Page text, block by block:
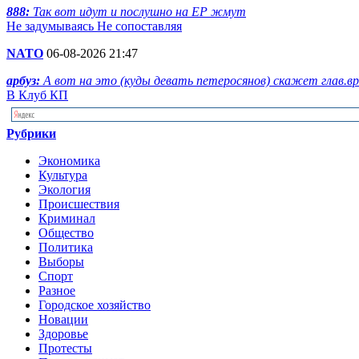
888: Так вот идут и послушно на ЕР жмут
Не задумываясь Не сопоставляя
NATO 06-08-2026 21:47
арбуз: А вот на это (куды девать петеросянов) скажет
В Клуб КП
Рубрики
Экономика
Культура
Экология
Происшествия
Криминал
Общество
Политика
Выборы
Спорт
Разное
Городское хозяйство
Новации
Здоровье
Протесты